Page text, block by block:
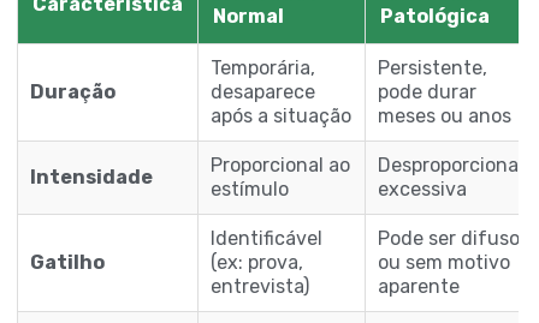
Normal
Patológica
Duração
Temporária,
desaparece
após a situação
Persistente,
pode durar
meses ou anos
Intensidade
Proporcional ao
estímulo
Desproporcional,
excessiva
Gatilho
Identificável
(ex: prova,
entrevista)
Pode ser difuso
ou sem motivo
aparente